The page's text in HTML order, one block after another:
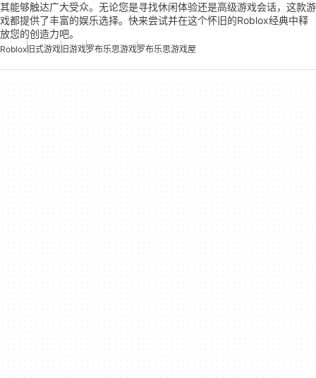
其能够触达广大受众。无论您是寻找休闲体验还是高级游戏会话，这款游
戏都提供了丰富的娱乐选择。快来尝试并在这个怀旧的Roblox经典中释
放您的创造力吧。
Roblox旧式游戏旧游戏罗布乐思游戏罗布乐思游戏屋